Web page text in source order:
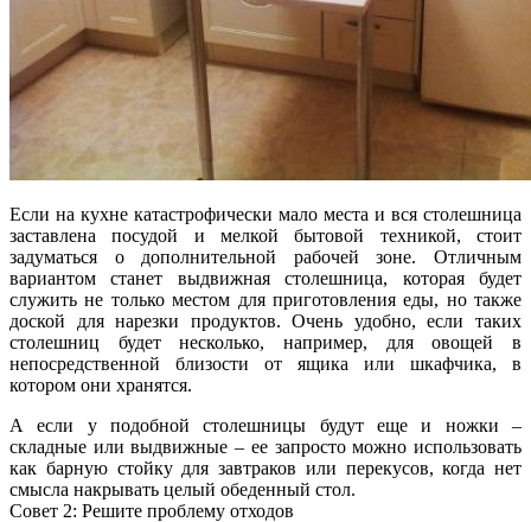
Если на кухне катастрофически мало места и вся столешница
заставлена посудой и мелкой бытовой техникой, стоит
задуматься о дополнительной рабочей зоне. Отличным
вариантом станет выдвижная столешница, которая будет
служить не только местом для приготовления еды, но также
доской для нарезки продуктов. Очень удобно, если таких
столешниц будет несколько, например, для овощей в
непосредственной близости от ящика или шкафчика, в
котором они хранятся.
А если у подобной столешницы будут еще и ножки –
складные или выдвижные – ее запросто можно использовать
как барную стойку для завтраков или перекусов, когда нет
смысла накрывать целый обеденный стол.
Совет 2: Решите проблему отходов